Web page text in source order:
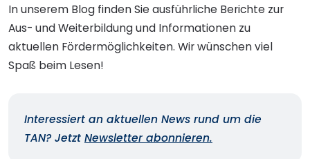
In unserem Blog finden Sie ausführliche Berichte zur
Aus- und Weiterbildung und Informationen zu
aktuellen Fördermöglichkeiten. Wir wünschen viel
Spaß beim Lesen!
Interessiert an aktuellen News rund um die
TAN? Jetzt Newsletter abonnieren.